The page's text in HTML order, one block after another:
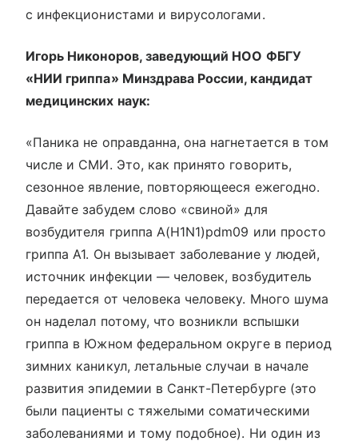
с инфекционистами и вирусологами.
Игорь Никоноров, заведующий НОО ФБГУ
«НИИ гриппа» Минздрава России, кандидат
медицинских наук:
«Паника не оправданна, она нагнетается в том
числе и СМИ. Это, как принято говорить,
сезонное явление, повторяющееся ежегодно.
Давайте забудем слово «свиной» для
возбудителя гриппа A(H1N1)pdm09 или просто
гриппа А1. Он вызывает заболевание у людей,
источник инфекции — человек, возбудитель
передается от человека человеку. Много шума
он наделал потому, что возникли вспышки
гриппа в Южном федеральном округе в период
зимних каникул, летальные случаи в начале
развития эпидемии в Санкт-Петербурге (это
были пациенты с тяжелыми соматическими
заболеваниями и тому подобное). Ни один из